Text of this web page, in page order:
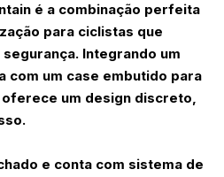
é a combinação perfeita
para ciclistas que
Integrando um
com um case embutido para
um design discreto,
e conta com sistema de